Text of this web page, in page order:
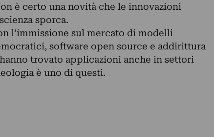
è certo una novità che le innovazioni
sporca.
l’immissione sul mercato di modelli
software open source e addirittura
trovato applicazioni anche in settori
è uno di questi.